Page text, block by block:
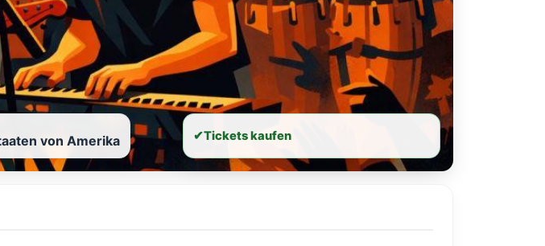
von Amerika ✔Tickets kaufen